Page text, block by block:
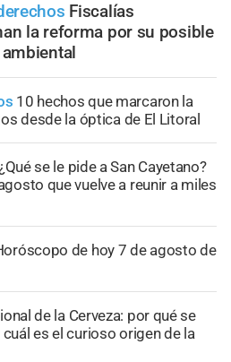
Fiscalías
la reforma por su posible
10 hechos que marcaron la
desde la óptica de El Litoral
se le pide a San Cayetano?
que vuelve a reunir a miles
de hoy 7 de agosto de
de la Cerveza: por qué se
es el curioso origen de la